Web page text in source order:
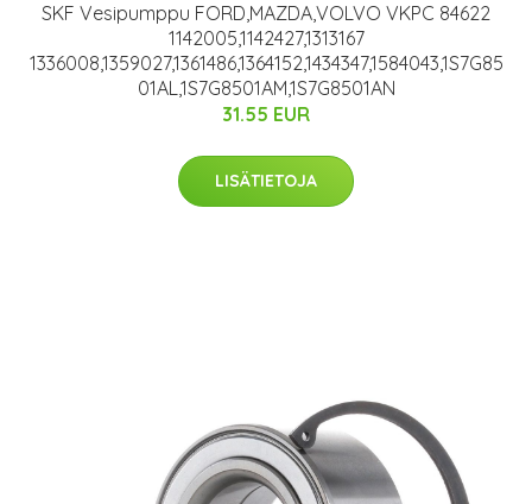
SKF Vesipumppu FORD,MAZDA,VOLVO VKPC 84622
1142005,1142427,1313167
1336008,1359027,1361486,1364152,1434347,1584043,1S7G85
01AL,1S7G8501AM,1S7G8501AN
31.55 EUR
LISÄTIETOJA